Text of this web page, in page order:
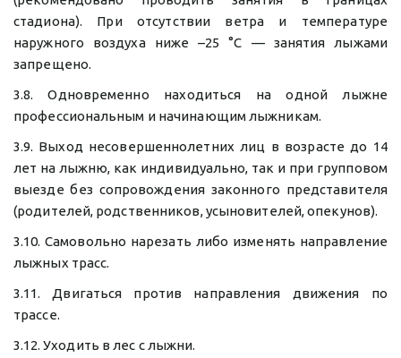
стадиона). При отсутствии ветра и температуре
наружного воздуха ниже –25 °С — занятия лыжами
запрещено.
3.8. Одновременно находиться на одной лыжне
профессиональным и начинающим лыжникам.
3.9. Выход несовершеннолетних лиц в возрасте до 14
лет на лыжню, как индивидуально, так и при групповом
выезде без сопровождения законного представителя
(родителей, родственников, усыновителей, опекунов).
3.10. Самовольно нарезать либо изменять направление
лыжных трасс.
3.11. Двигаться против направления движения по
трассе.
3.12. Уходить в лес с лыжни.